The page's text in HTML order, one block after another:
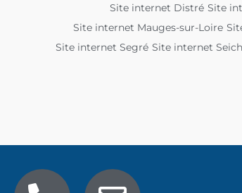
Site internet Distré Site
Site internet Mauges-sur-Loire
Site internet Segré Site internet